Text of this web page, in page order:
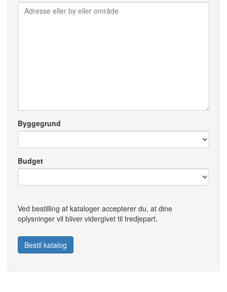
Byggegrund
Budget
Ved bestilling af kataloger accepterer du, at dine
oplysninger vil bliver vidergivet til tredjepart.
Bestil katalog